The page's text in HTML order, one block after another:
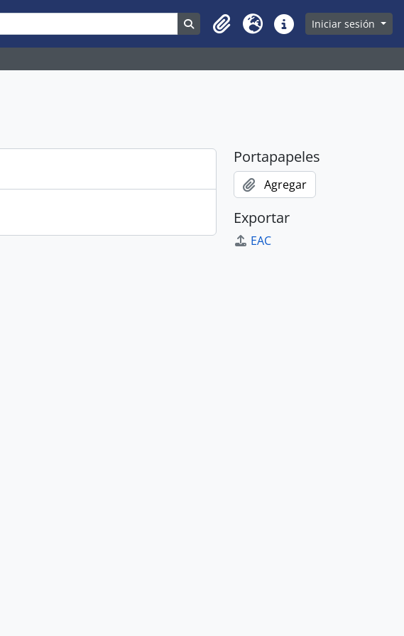
Search in browse page
Clipboard
Idioma Enlaces rápidos
Iniciar sesión
Portapapeles
Agregar
Exportar
EAC